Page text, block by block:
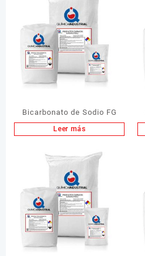
Bicarbonato de Sodio FG
Leer más